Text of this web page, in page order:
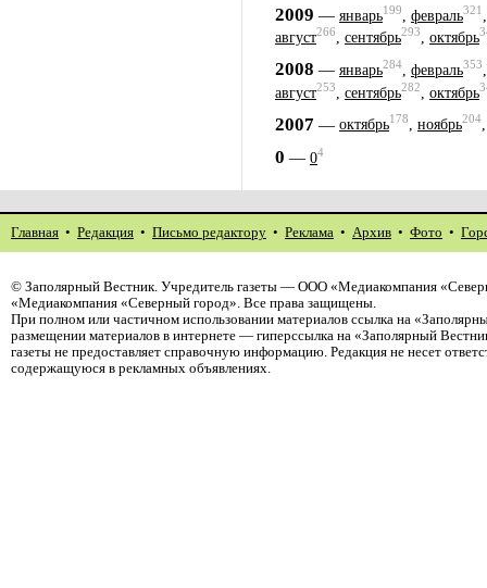
2009 — январь199 февраль321
август266, сентябрь293, октябрь
2008 — январь284 февраль353
август253 сентябрь282 октябрь
2007 — октябрь178, ноябрь204
0 — 04
Главная • Редакция • Письмо редактору • Реклама • Архив • Фото •
© Заполярный Вестник. Учредитель газеты — ООО «Медиакомпания
«Медиакомпания «Северный город». Все права защищены.
При полном или частичном использовании материалов ссылка на
размещении материалов в интернете — гиперссылка на «Заполярный
газеты не предоставляет справочную информацию. Редакция не несет
содержащуюся в рекламных объявлениях.